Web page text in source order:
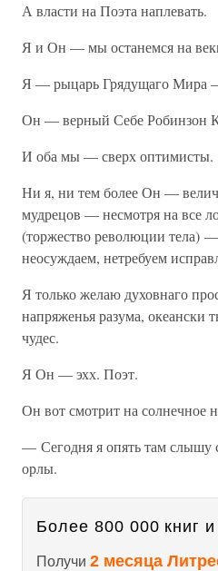
А власти на Поэта наплевать.
Я и Он — мы останемся на
Я — рыцарь Грядущаго Мира
Он — верный Себе Робинзон
И оба мы — сверх оптимисты.
Ни я, ни тем более Он —
мудрецов — несмотря на все
(торжество революции тела)
неосуждаем, нетребуем
Я только желаю духовнаго
напряженья разума, океански
чудес.
Я Он — эхх. Поэт.
Он вот смотрит на солнечное
— Сегодня я опять там
орлы.
Более 800 000 книг
Получи 2 месяца